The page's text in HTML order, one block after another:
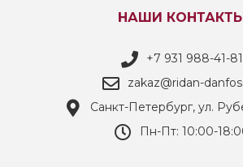
НАШИ
+7 931 988-41-81
zakaz@ridan-
Санкт-Петербург, ул.
Пн-Пт: 10:00-